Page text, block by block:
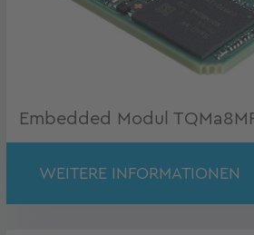
Embedded Modul
WEITERE INFORMATIONEN